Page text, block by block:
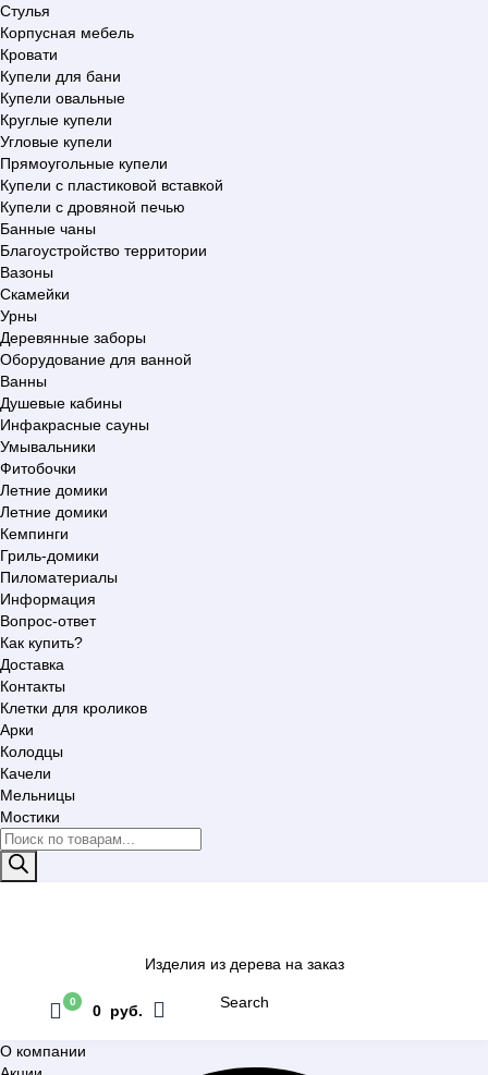
Стулья
Корпусная мебель
Кровати
Купели для бани
Купели овальные
Круглые купели
Угловые купели
Прямоугольные купели
Купели с пластиковой вставкой
Купели с дровяной печью
Банные чаны
Благоустройство территории
Вазоны
Скамейки
Урны
Деревянные заборы
Оборудование для ванной
Ванны
Душевые кабины
Инфакрасные сауны
Умывальники
Фитобочки
Летние домики
Летние домики
Кемпинги
Гриль-домики
Пиломатериалы
Информация
Вопрос-ответ
Как купить?
Доставка
Контакты
Клетки для кроликов
Арки
Колодцы
Качели
Мельницы
Мостики
Поиск
товаров
Изделия из дерева на заказ
Search
0
0 руб.
О компании